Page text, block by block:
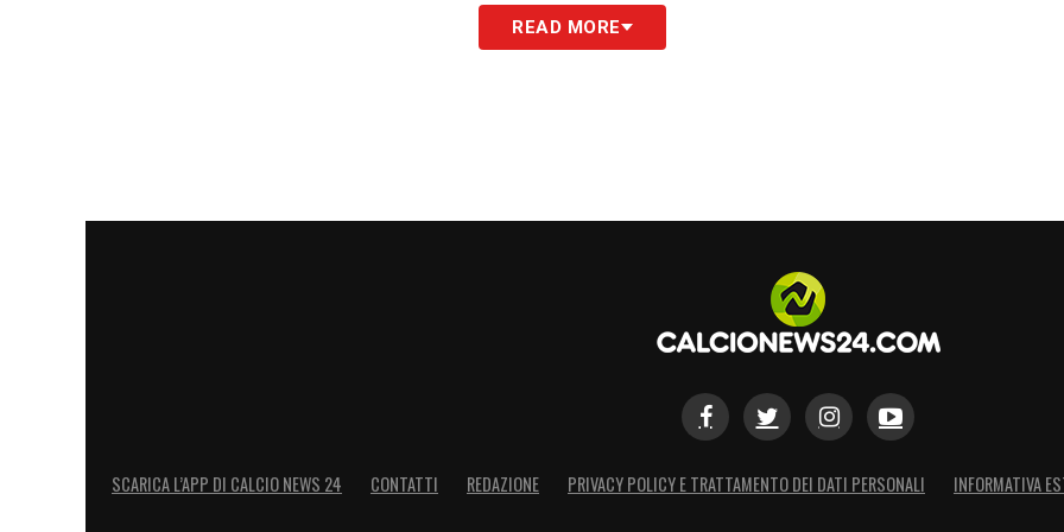
READ MORE
SCARICA L’APP DI CALCIO NEWS 24 CONTATTI REDAZIONE PRIVACY POLICY E TRATTAMENTO DEI DATI PERSONALI INFORMATIVA